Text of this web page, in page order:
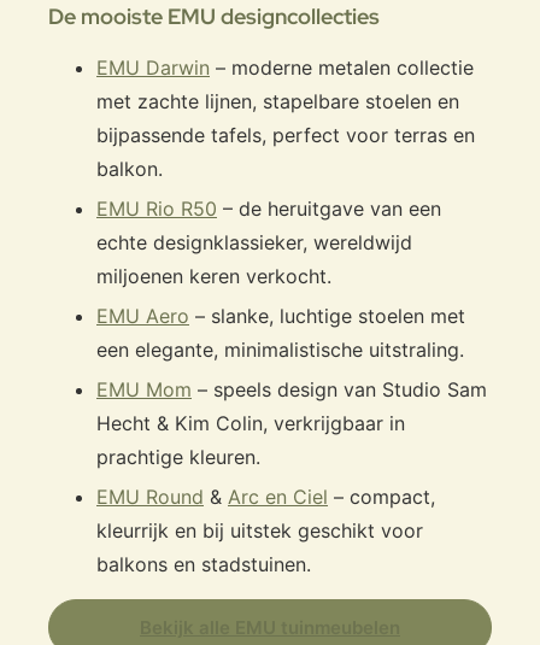
De mooiste EMU designcollecties
EMU Darwin – moderne metalen collectie
met zachte lijnen, stapelbare stoelen en
bijpassende tafels, perfect voor terras en
balkon.
EMU Rio R50 – de heruitgave van een
echte designklassieker, wereldwijd
miljoenen keren verkocht.
EMU Aero – slanke, luchtige stoelen met
een elegante, minimalistische uitstraling.
EMU Mom – speels design van Studio Sam
Hecht & Kim Colin, verkrijgbaar in
prachtige kleuren.
EMU Round & Arc en Ciel – compact,
kleurrijk en bij uitstek geschikt voor
balkons en stadstuinen.